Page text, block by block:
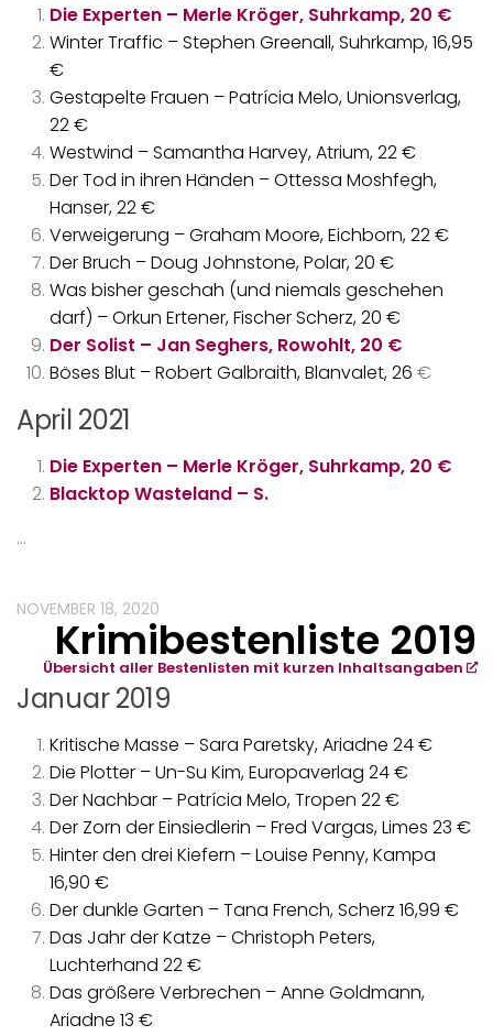
Die Experten – Merle Kröger, Suhrkamp, 20 €
Winter Traffic – Stephen Greenall, Suhrkamp, 16,95
€
Gestapelte Frauen – Patrícia Melo, Unionsverlag,
22 €
Westwind – Samantha Harvey, Atrium, 22 €
Der Tod in ihren Händen – Ottessa Moshfegh,
Hanser, 22 €
Verweigerung – Graham Moore, Eichborn, 22 €
Der Bruch – Doug Johnstone, Polar, 20 €
Was bisher geschah (und niemals geschehen
darf) – Orkun Ertener, Fischer Scherz, 20 €
Der Solist – Jan Seghers, Rowohlt, 20 €
Böses Blut – Robert Galbraith, Blanvalet, 26 €
April 2021
Die Experten – Merle Kröger, Suhrkamp, 20 €
Blacktop Wasteland – S.
…
NOVEMBER 18, 2020
Krimibestenliste 2019
Übersicht aller Bestenlisten mit kurzen Inhaltsangaben
Januar 2019
Kritische Masse – Sara Paretsky, Ariadne 24 €
Die Plotter – Un-Su Kim, Europaverlag 24 €
Der Nachbar – Patrícia Melo, Tropen 22 €
Der Zorn der Einsiedlerin – Fred Vargas, Limes 23 €
Hinter den drei Kiefern – Louise Penny, Kampa
16,90 €
Der dunkle Garten – Tana French, Scherz 16,99 €
Das Jahr der Katze – Christoph Peters,
Luchterhand 22 €
Das größere Verbrechen – Anne Goldmann,
Ariadne 13 €